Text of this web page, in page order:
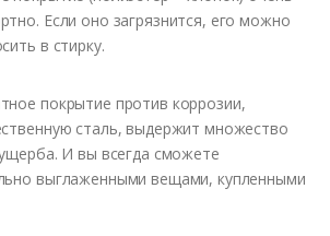
Если оно загрязнится, его можно
в стирку.
покрытие против коррозии,
сталь, выдержит множество
И вы всегда сможете
выглаженными вещами, купленными